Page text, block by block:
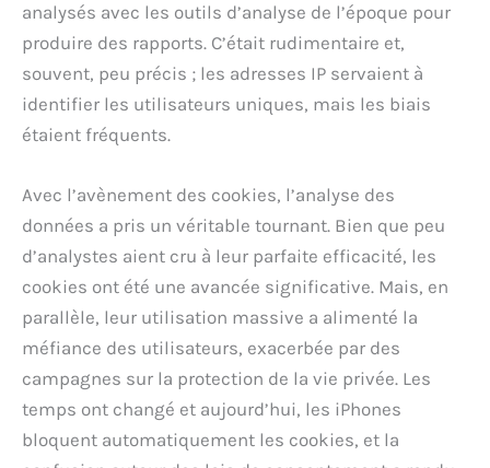
analysés avec les outils d’analyse de l’époque pour
produire des rapports. C’était rudimentaire et,
souvent, peu précis ; les adresses IP servaient à
identifier les utilisateurs uniques, mais les biais
étaient fréquents.
Avec l’avènement des cookies, l’analyse des
données a pris un véritable tournant. Bien que peu
d’analystes aient cru à leur parfaite efficacité, les
cookies ont été une avancée significative. Mais, en
parallèle, leur utilisation massive a alimenté la
méfiance des utilisateurs, exacerbée par des
campagnes sur la protection de la vie privée. Les
temps ont changé et aujourd’hui, les iPhones
bloquent automatiquement les cookies, et la